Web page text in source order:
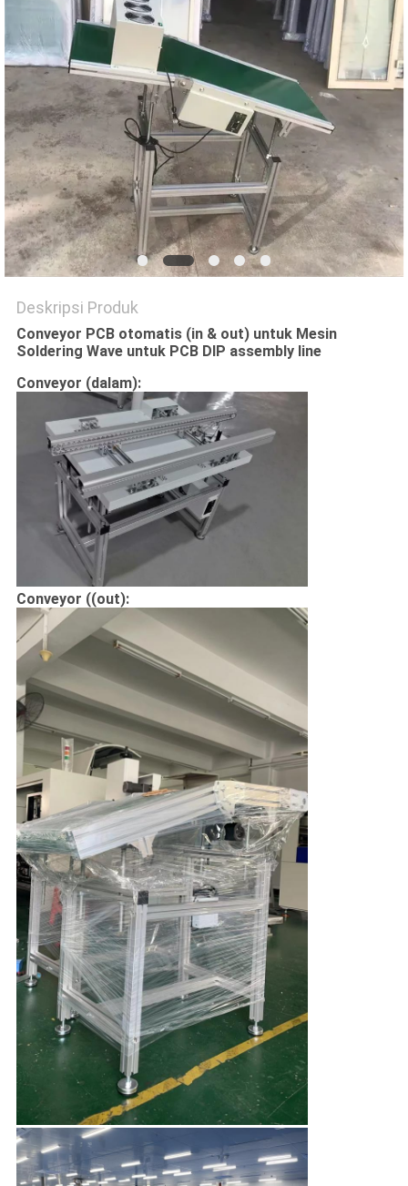
KEBIJAKAN
PRIVASI
Deskripsi Produk
Conveyor PCB otomatis (in & out) untuk Mesin
Soldering Wave untuk PCB DIP assembly line
Conveyor (dalam):
Conveyor ((out):